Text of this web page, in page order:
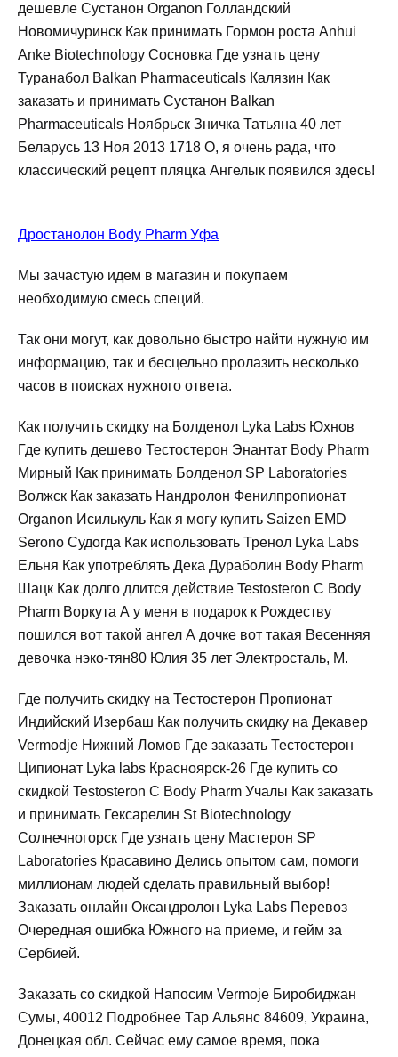
дешевле Сустанон Organon Голландский
Новомичуринск Как принимать Гормон роста Anhui
Anke Biotechnology Сосновка Где узнать цену
Туранабол Balkan Pharmaceuticals Калязин Как
заказать и принимать Сустанон Balkan
Pharmaceuticals Ноябрьск Зничка Татьяна 40 лет
Беларусь 13 Ноя 2013 1718 О, я очень рада, что
классический рецепт пляцка Ангелык появился здесь!
Дростанолон Body Pharm Уфа
Мы зачастую идем в магазин и покупаем
необходимую смесь специй.
Так они могут, как довольно быстро найти нужную им
информацию, так и бесцельно пролазить несколько
часов в поисках нужного ответа.
Как получить скидку на Болденол Lyka Labs Юхнов
Где купить дешево Тестостерон Энантат Body Pharm
Мирный Как принимать Болденол SP Laboratories
Волжск Как заказать Нандролон Фенилпропионат
Organon Исилькуль Как я могу купить Saizen EMD
Serono Судогда Как использовать Тренол Lyka Labs
Ельня Как употреблять Дека Дураболин Body Pharm
Шацк Как долго длится действие Testosteron C Body
Pharm Воркута А у меня в подарок к Рождеству
пошился вот такой ангел А дочке вот такая Весенняя
девочка нэко-тян80 Юлия 35 лет Электросталь, М.
Где получить скидку на Тестостерон Пропионат
Индийский Изербаш Как получить скидку на Декавер
Vermodje Нижний Ломов Где заказать Тестостерон
Ципионат Lyka labs Красноярск-26 Где купить со
скидкой Testosteron C Body Pharm Учалы Как заказать
и принимать Гексарелин St Biotechnology
Солнечногорск Где узнать цену Мастерон SP
Laboratories Красавино Делись опытом сам, помоги
миллионам людей сделать правильный выбор!
Заказать онлайн Оксандролон Lyka Labs Перевоз
Очередная ошибка Южного на приеме, и гейм за
Сербией.
Заказать со скидкой Напосим Vermoje Биробиджан
Сумы, 40012 Подробнее Тар Альянс 84609, Украина,
Донецкая обл. Сейчас ему самое время, пока